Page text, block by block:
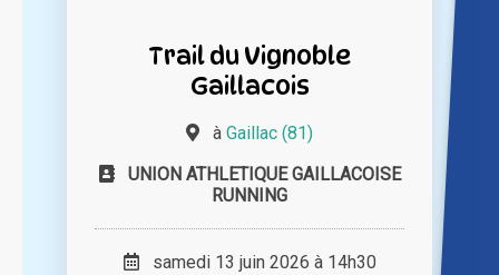
Trail du Vignoble
Gaillacois
à Gaillac (81)
UNION ATHLETIQUE GAILLACOISE
RUNNING
samedi 13 juin 2026 à 14h30